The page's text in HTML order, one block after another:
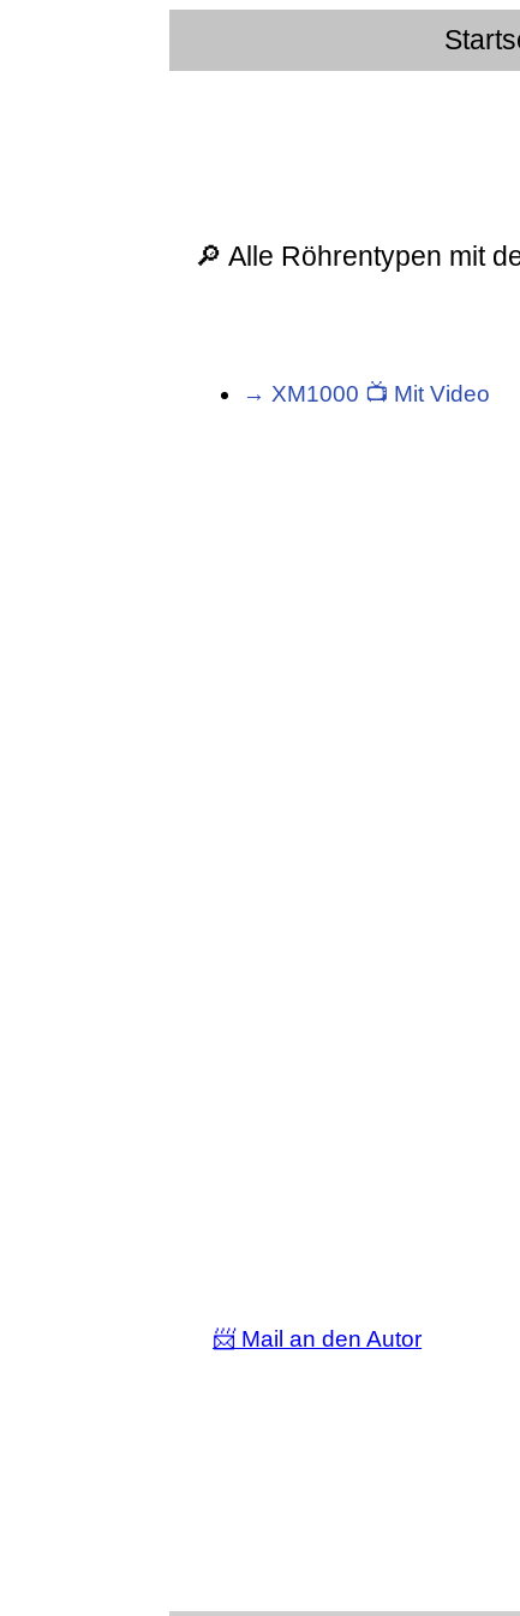
🔎 Alle Röhrentypen mit
→ XM1000 📺 Mit Video
📨 Mail an den Autor